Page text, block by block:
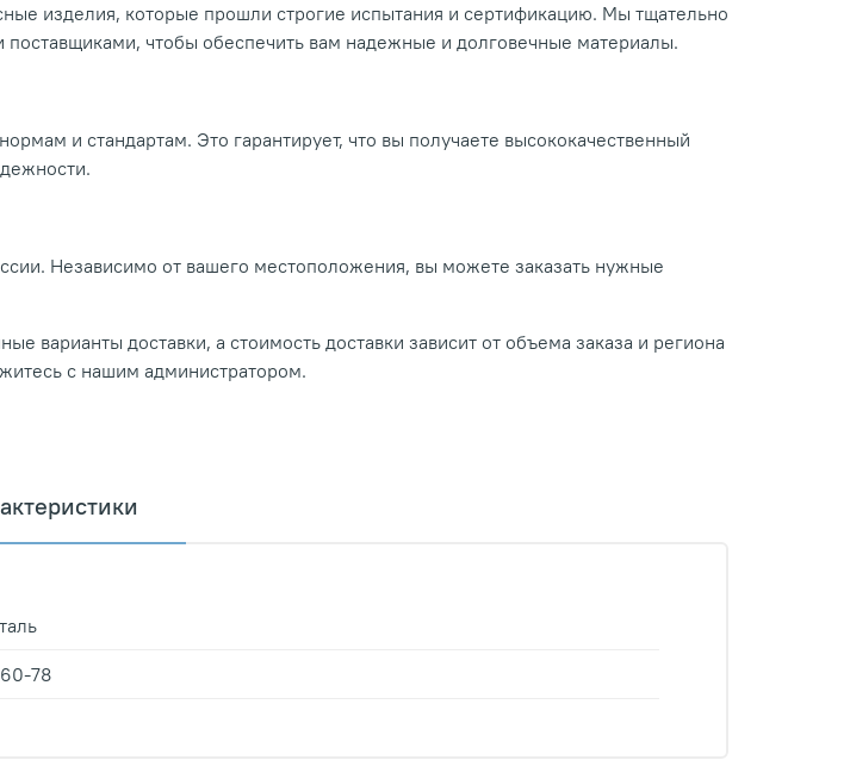
изделия, которые прошли строгие испытания и сертификацию. Мы тщательно
чтобы обеспечить вам надежные и долговечные материалы.
и стандартам. Это гарантирует, что вы получаете высококачественный
Независимо от вашего местоположения, вы можете заказать нужные
варианты доставки, а стоимость доставки зависит от объема заказа и региона
с нашим администратором.
78